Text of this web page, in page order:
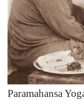
Paramahansa